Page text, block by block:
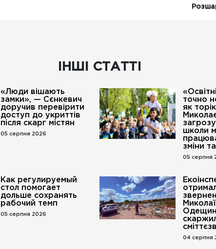
ІНШІ СТАТТІ
«Люди вішають
замки», — Сєнкевич
доручив перевірити
доступ до укриттів
після скарг містян
05 серпня 2026
точно
як
загрозу
школи
зміни
05 серпня
Как регулируемый
стол помогает
дольше сохранять
рабочий темп
05 серпня 2026
04 серпня